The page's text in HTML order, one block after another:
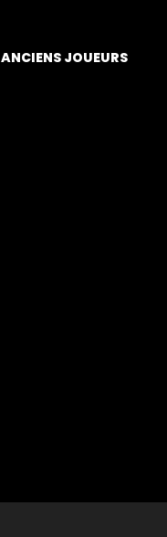
ANCIENS JOUEURS